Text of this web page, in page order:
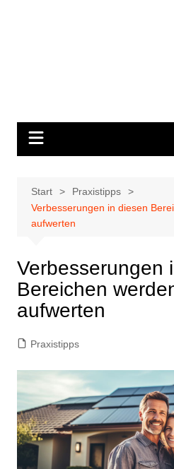
Start
Praxistipps
Verbesserungen in diesen
aufwerten
Verbesserungen
Bereichen
aufwerten
Praxistipps